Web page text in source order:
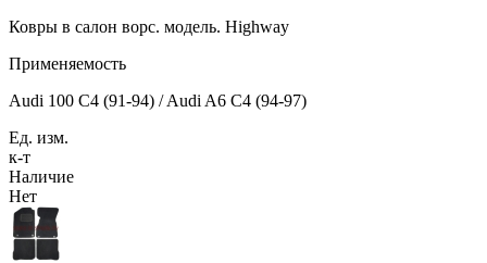
Ковры в салон ворс. модель. Highway
Применяемость
Audi 100 C4 (91-94) / Audi A6 C4 (94-97)
Ед. изм.
к-т
Наличие
Нет